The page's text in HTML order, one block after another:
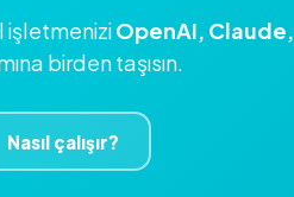
işletmeniziOpenAI, Claude,
birden taşısın.
Nasıl çalışır?